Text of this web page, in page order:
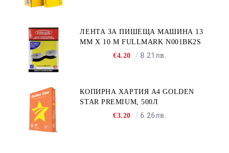
ЛЕНТА ЗА ПИШЕЩА МАШИНА 13
MM X 10 M FULLMARK N001BK2S
€4.20
8.21лв.
КОПИРНА ХАРТИЯ A4 GOLDEN
STAR PREMIUM, 500Л
€3.20
6.26лв.